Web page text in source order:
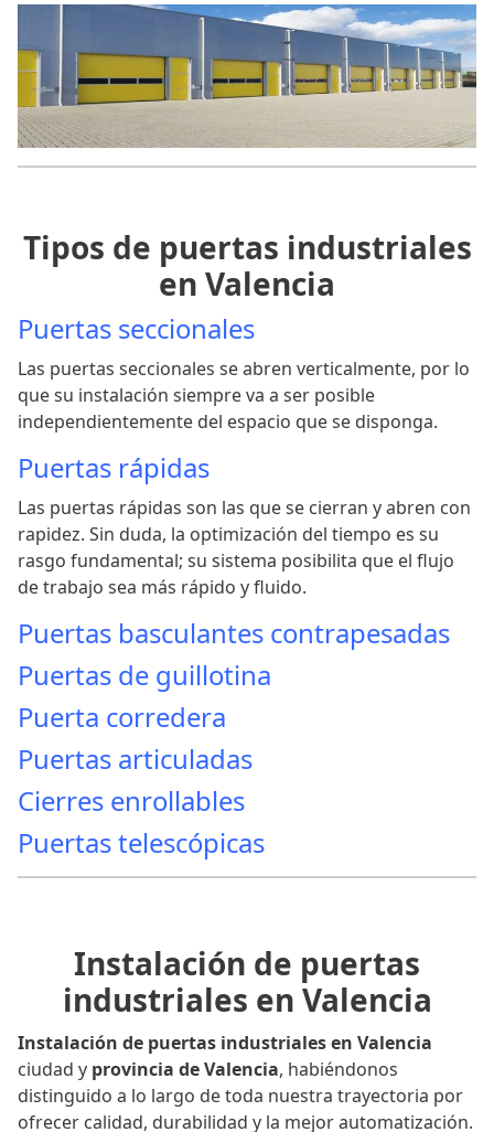
Tipos de puertas industriales
en Valencia
Puertas seccionales
Las puertas seccionales se abren verticalmente, por lo
que su instalación siempre va a ser posible
independientemente del espacio que se disponga.
Puertas rápidas
Las puertas rápidas son las que se cierran y abren con
rapidez. Sin duda, la optimización del tiempo es su
rasgo fundamental; su sistema posibilita que el flujo
de trabajo sea más rápido y fluido.
Puertas basculantes contrapesadas
Puertas de guillotina
Puerta corredera
Puertas articuladas
Cierres enrollables
Puertas telescópicas
Instalación de puertas
industriales en Valencia
Instalación de puertas industriales en Valencia
ciudad y provincia de Valencia, habiéndonos
distinguido a lo largo de toda nuestra trayectoria por
ofrecer calidad, durabilidad y la mejor automatización.